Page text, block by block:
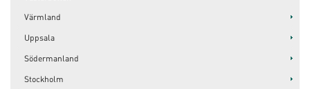
Värmland
Uppsala
Södermanland
Stockholm